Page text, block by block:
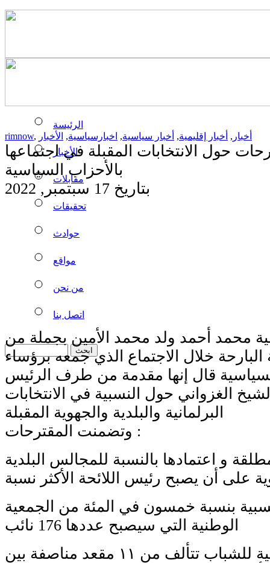
الرئيسة
الأخبار
مقابلات
تحقيقات
حوادث
مواقع
من نحن
اتصل بنا
rimnow, أخبار , أخبار إقليمية, أخبار سياسية, اخبارسياسية, الأخبار
حول الانتخابات المقبلة في اجتماعها
بالأحزاب السياسية
بتاريخ 17 سبتمبر, 2022
محمد أحمد ولد محمد الأمين بجملة من
البارحة خلال الاجتماع الذي جمعه برؤساء
قال إنها مقدمة من طرف الرئيس
الغزواني حول النسبية في الانتخابات
البرلمانية والبلدية والجهوية المقبلة
وتضمنت المقترحات :
و اعتمادها بالنسبة للمجالس البلدية
على أن يصبح رئيس اللائحة الأكثر نسبة
بنسبة خمسون في المئة من الجمعية
الوطنية التي سيصبح عددها 176 نائب
٣- اعتماد لائحة وطنية للشباب تتألف من ١١ مقعد مناصفة بين